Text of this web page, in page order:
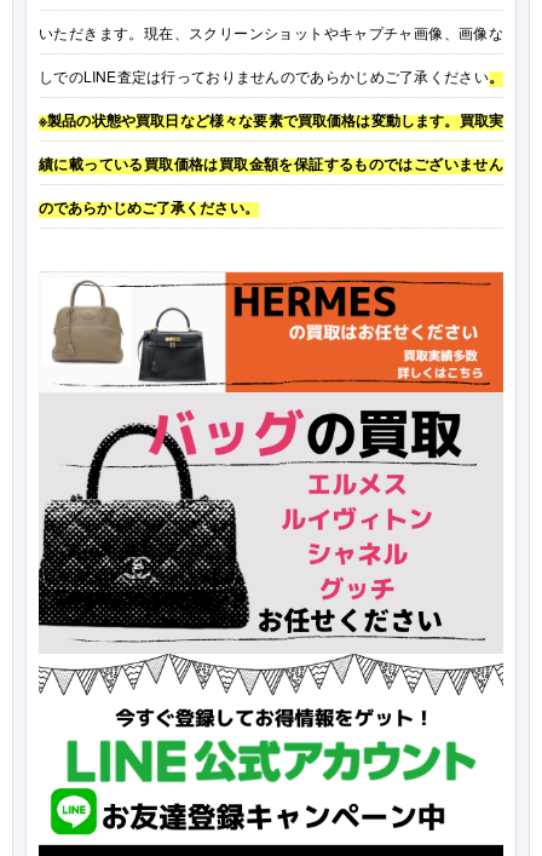
いただきます。現在、スクリーンショットやキャプチャ画像、画像な
しでのLINE査定は行っておりませんのであらかじめご了承ください。
※製品の状態や買取日など様々な要素で買取価格は変動します。買取実
績に載っている買取価格は買取金額を保証するものではございません
のであらかじめご了承ください。